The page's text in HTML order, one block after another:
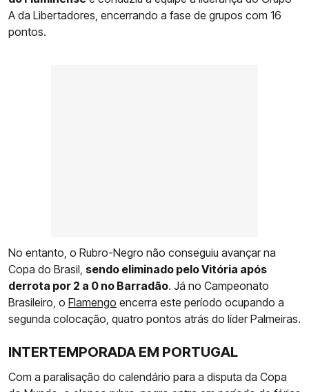
A da Libertadores, encerrando a fase de grupos com 16
pontos.
No entanto, o Rubro-Negro não conseguiu avançar na
Copa do Brasil, sendo eliminado pelo Vitória após
derrota por 2 a 0 no Barradão. Já no Campeonato
Brasileiro, o Flamengo encerra este período ocupando a
segunda colocação, quatro pontos atrás do líder Palmeiras.
INTERTEMPORADA EM PORTUGAL
Com a paralisação do calendário para a disputa da Copa